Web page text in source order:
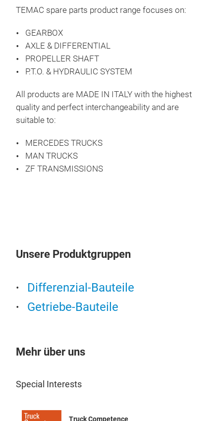
TEMAC spare parts product range focuses on:
GEARBOX
AXLE & DIFFERENTIAL
PROPELLER SHAFT
P.T.O. & HYDRAULIC SYSTEM
All products are MADE IN ITALY with the highest
quality and perfect interchangeability and are
suitable to:
MERCEDES TRUCKS
MAN TRUCKS
ZF TRANSMISSIONS
Unsere Produktgruppen
Differenzial-Bauteile
Getriebe-Bauteile
Mehr über uns
Special Interests
Truck Competence